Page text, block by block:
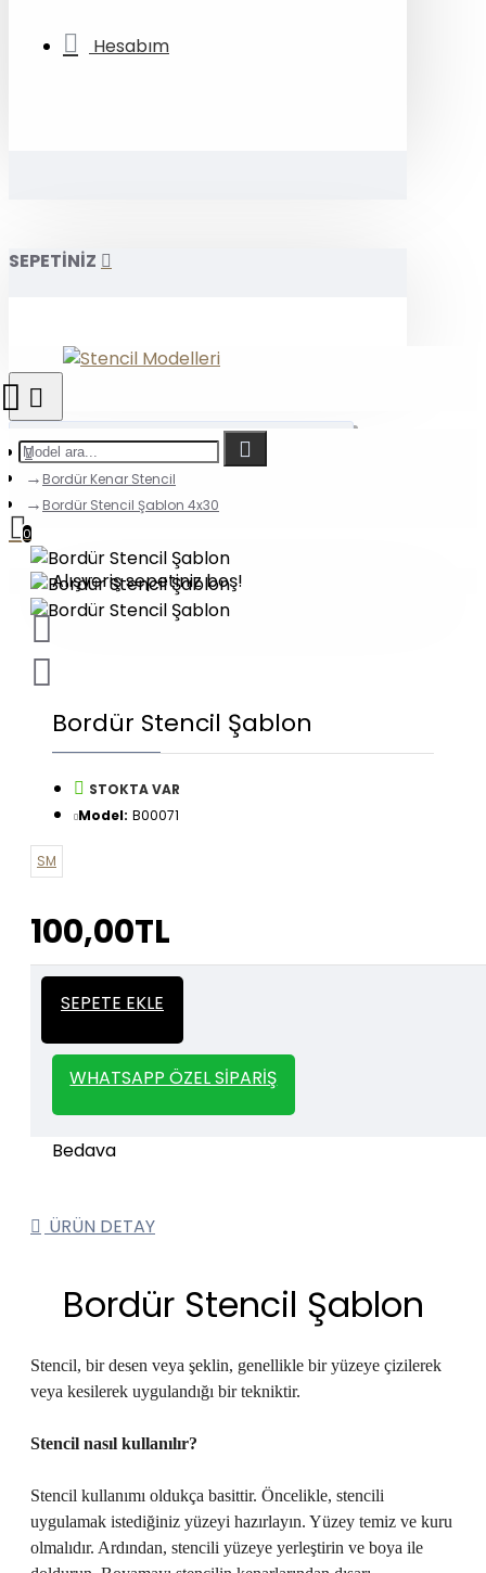
Hesabım
SEPETİNİZ
0
Alışveriş sepetiniz boş!
Bordür Kenar Stencil
Bordür Stencil Şablon 4x30
Bordür Stencil Şablon
STOKTA VAR
Model: B00071
SM
100,00TL
SEPETE EKLE
WHATSAPP ÖZEL SIPARIŞ
Kalın
İtalyan Sıva ve Dekorasyon amaçlı
kullanılan kalın stencil siparişleriniz için
geçebilirsiniz.
ÜRÜN DETAY
Bordür Stencil Şablon
Stencil, bir desen veya şeklin, genellikle bir yüzeye çizilerek
veya kesilerek uygulandığı bir tekniktir.
Stencil nasıl kullanılır?
Stencil kullanımı oldukça basittir. Öncelikle, stencili
uygulamak istediğiniz yüzeyi hazırlayın. Yüzey temiz ve kuru
olmalıdır. Ardından, stencili yüzeye yerleştirin ve boya ile